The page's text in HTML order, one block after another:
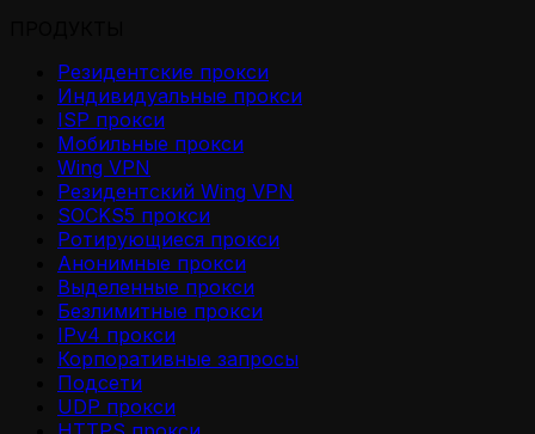
Резидентские прокси
Индивидуальные прокси
ISP прокси
Мобильные прокси
Wing VPN
Резидентский Wing VPN
SOCKS5 прокси
Ротирующиеся прокси
Анонимные прокси
Выделенные прокси
Безлимитные прокси
IPv4 прокси
Корпоративные запросы
Подсети
UDP прокси